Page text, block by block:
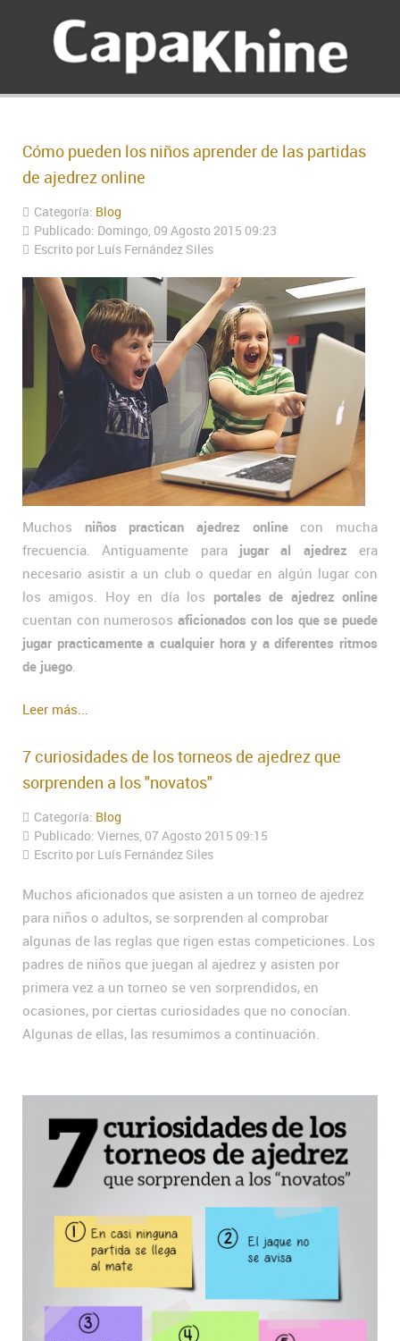
Cómo pueden los niños aprender de las partidas
de ajedrez online
Categoría: Blog
Publicado: Domingo, 09 Agosto 2015 09:23
Escrito por Luís Fernández Siles
Muchos niños practican ajedrez onlinecon mucha
frecuencia. Antiguamente para jugar al ajedrez era
necesario asistir a un club o quedar en algún lugar con
los amigos. Hoy en día los portales de ajedrez online
cuentan con numerosos aficionados con los que se puede
jugar practicamente a cualquier hora y a diferentes ritmos
de juego
Leer más...
7 curiosidades de los torneos de ajedrez que
sorprenden a los "novatos"
Categoría: Blog
Publicado: Viernes, 07 Agosto 2015 09:15
Escrito por Luís Fernández Siles
Muchos aficionados que asisten a un torneo de ajedrez
para niños o adultos, se sorprenden al comprobar
algunas de las reglas que rigen estas competiciones. Los
padres de niños que juegan al ajedrez y asisten por
primera vez a un torneo se ven sorprendidos, en
ocasiones, por ciertas curiosidades que no conocían.
Algunas de ellas, las resumimos a continuación.